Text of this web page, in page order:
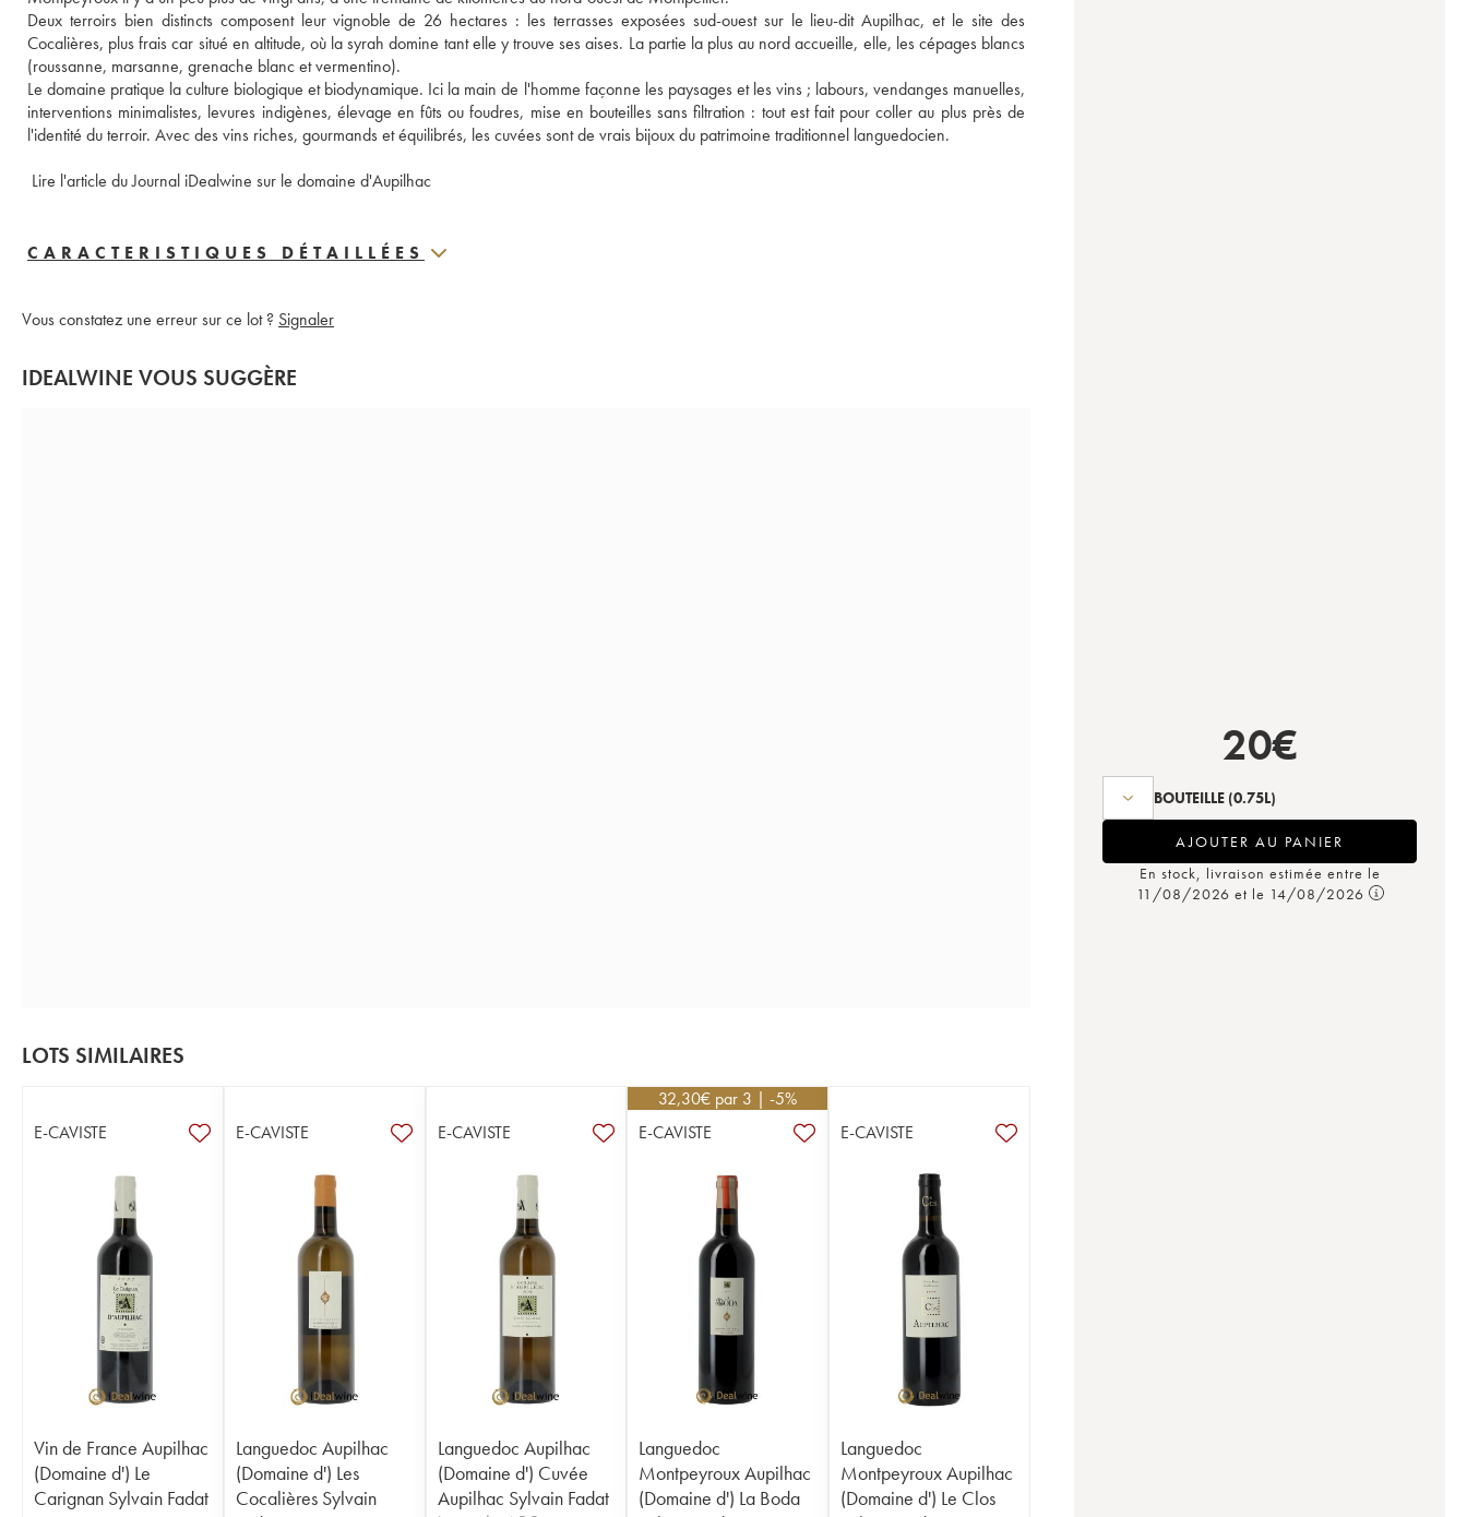
Deux terroirs bien distincts composent leur vignoble de 26 hectares : les terrasses exposées sud-ouest sur le lieu-dit Aupilhac, et le site des
Cocalières, plus frais car situé en altitude, où la syrah domine tant elle y trouve ses aises. La partie la plus au nord accueille, elle, les cépages blancs
(roussanne, marsanne, grenache blanc et vermentino).
Le domaine pratique la culture biologique et biodynamique. Ici la main de l'homme façonne les paysages et les vins ; labours, vendanges manuelles,
interventions minimalistes, levures indigènes, élevage en fûts ou foudres, mise en bouteilles sans filtration : tout est fait pour coller au plus près de
l'identité du terroir. Avec des vins riches, gourmands et équilibrés, les cuvées sont de vrais bijoux du patrimoine traditionnel languedocien.
Lire l'article du Journal iDealwine sur le domaine d'Aupilhac
CARACTERISTIQUES DÉTAILLÉES
Vous constatez une erreur sur ce lot ? Signaler
IDEALWINE VOUS SUGGÈRE
LOTS SIMILAIRES
E-CAVISTE
Vin de France Aupilhac
(Domaine d') Le
Carignan Sylvain Fadat
E-CAVISTE
Languedoc Aupilhac
(Domaine d') Les
Cocalières Sylvain
E-CAVISTE
Languedoc Aupilhac
(Domaine d') Cuvée
Aupilhac Sylvain Fadat
32,30€ par 3 | -5%
E-CAVISTE
Languedoc
Montpeyroux Aupilhac
(Domaine d') La Boda
E-CAVISTE
Languedoc
Montpeyroux Aupilhac
(Domaine d') Le Clos
20€
BOUTEILLE (0.75L)
AJOUTER AU PANIER
En stock, livraison estimée entre le
11/08/2026 et le 14/08/2026